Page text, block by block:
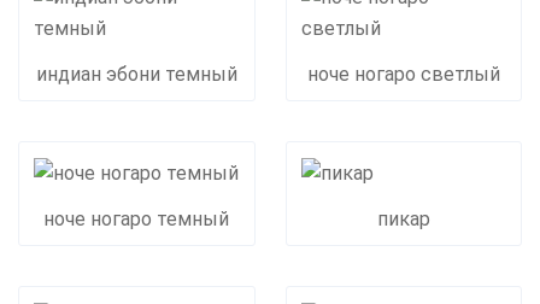
индиан эбони темный ноче ногаро светлый
ноче ногаро темный пикар